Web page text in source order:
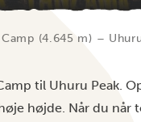
(4.645 m) –
til Uhuru Peak.
højde. Når du når